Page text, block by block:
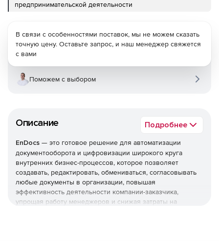
предпринимательской деятельности
Описание Подробнее
EnDocs — это готовое решение для автоматизации
документооборота и цифровизации широкого круга
внутренних бизнес-процессов, которое позволяет
создавать, редактировать, обмениваться, согласовывать
любые документы в организации, повышая
эффективность деятельности компании-заказчика,
упрощая работу менеджеров и снижая затраты на
В связи с особенностями поставок, мы не можем сказать
точную цену. Оставьте запрос, и наш менеджер свяжется
с вами
Поможем с выбором